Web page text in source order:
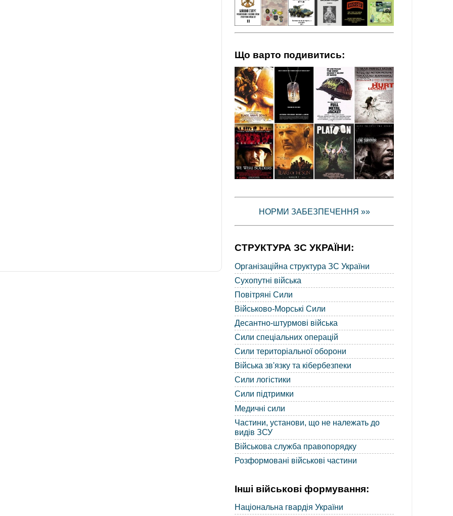
Що варто подивитись:
НОРМИ ЗАБЕЗПЕЧЕННЯ »»
СТРУКТУРА ЗС УКРАЇНИ:
Організаційна структура ЗС України
Сухопутні війська
Повітряні Сили
Військово-Морські Сили
Десантно-штурмові війська
Сили спеціальних операцій
Сили територіальної оборони
Війська зв'язку та кібербезпеки
Сили логістики
Сили підтримки
Медичні сили
Частини, установи, що не належать до
видів ЗСУ
Військова служба правопорядку
Розформовані військові частини
Інші військові формування:
Національна гвардія України